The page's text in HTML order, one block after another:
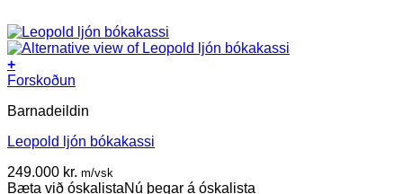
+
Forskoðun
Barnadeildin
Leopold ljón bókakassi
249.000 kr. m/vsk
Bæta við óskalistaNú þegar á óskalista